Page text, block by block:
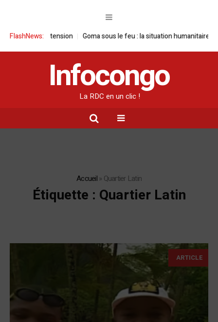
FlashNews:
tension Goma sous le feu : la situation humanitaire se dégrade
Infocongo
La RDC en un clic !
Accueil» Quartier Latin
Étiquette : Quartier Latin
ARTICLE